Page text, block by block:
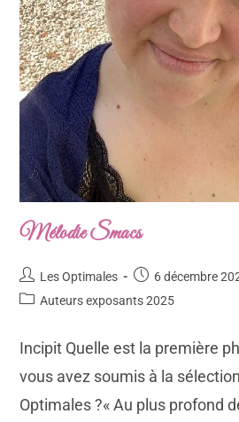
Mélodie Smacs
Les Optimales
6 décembre
Auteurs exposants 2025
Incipit Quelle est la première
vous avez soumis à la
Optimales ?« Au plus profond